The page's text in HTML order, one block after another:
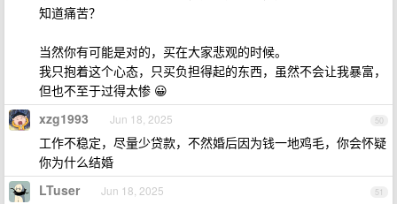
知道痛苦？
当然你有可能是对的，买在大家悲观的时候。
我只抱着这个心态，只买负担得起的东西，虽然不会让我暴富，
但也不至于过得太惨 😀
50
xzg1993 Jun 18, 2025
工作不稳定，尽量少贷款，不然婚后因为钱一地鸡毛，你会怀疑
你为什么结婚
51
LTuser Jun 18, 2025